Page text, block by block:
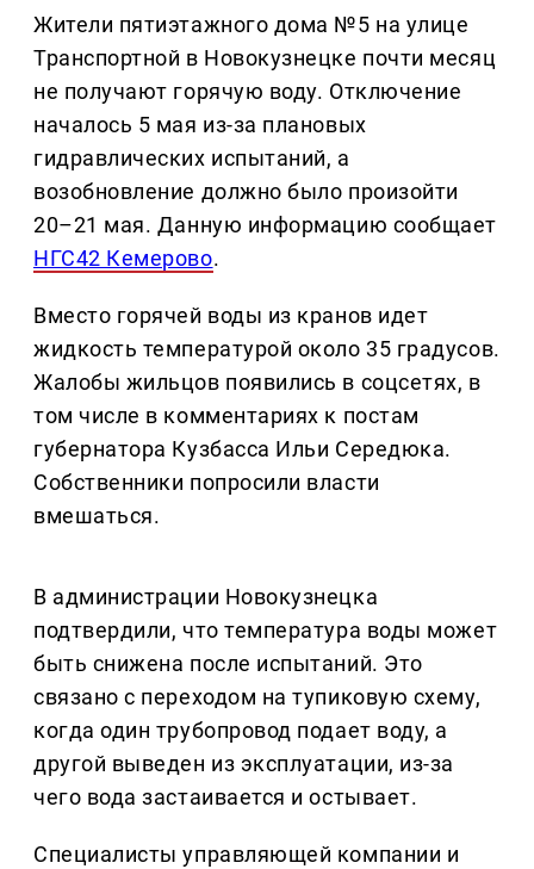
Жители пятиэтажного дома №5 на улице
Транспортной в Новокузнецке почти месяц
не получают горячую воду. Отключение
началось 5 мая из-за плановых
гидравлических испытаний, а
возобновление должно было произойти
20–21 мая. Данную информацию сообщает
НГС42 Кемерово.
Вместо горячей воды из кранов идет
жидкость температурой около 35 градусов.
Жалобы жильцов появились в соцсетях, в
том числе в комментариях к постам
губернатора Кузбасса Ильи Середюка.
Собственники попросили власти
вмешаться.
В администрации Новокузнецка
подтвердили, что температура воды может
быть снижена после испытаний. Это
связано с переходом на тупиковую схему,
когда один трубопровод подает воду, а
другой выведен из эксплуатации, из-за
чего вода застаивается и остывает.
Специалисты управляющей компании и